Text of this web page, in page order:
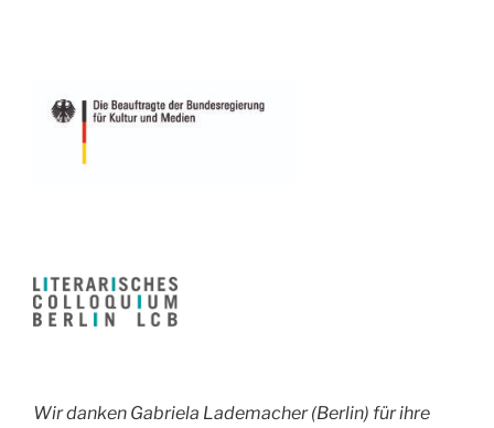
Wir danken Gabriela Lademacher (Berlin) für ihre